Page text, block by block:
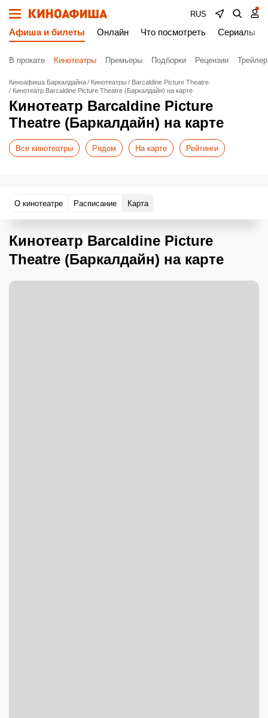
RUS
Афиша и билеты Онлайн Что посмотреть Сериалы
В прокате Кинотеатры Премьеры Подборки Рецензии
Киноафиша Баркалдайна Кинотеатры
Barcaldine Picture Theatre
Кинотеатр Barcaldine Picture Theatre (Баркалдайн) на карте
Кинотеатр Barcaldine Picture
Theatre (Баркалдайн) на карте
Все кинотеатры Рядом На карте Рейтинги
О кинотеатре Расписание Карта
Кинотеатр Barcaldine Picture
Theatre (Баркалдайн) на карте